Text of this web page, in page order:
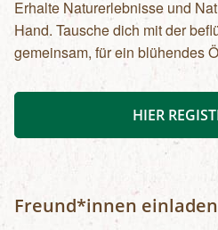
Erhalte Naturerlebnisse und
Hand. Tausche dich mit der
gemeinsam, für ein blühendes
HIER
Freund*innen einladen